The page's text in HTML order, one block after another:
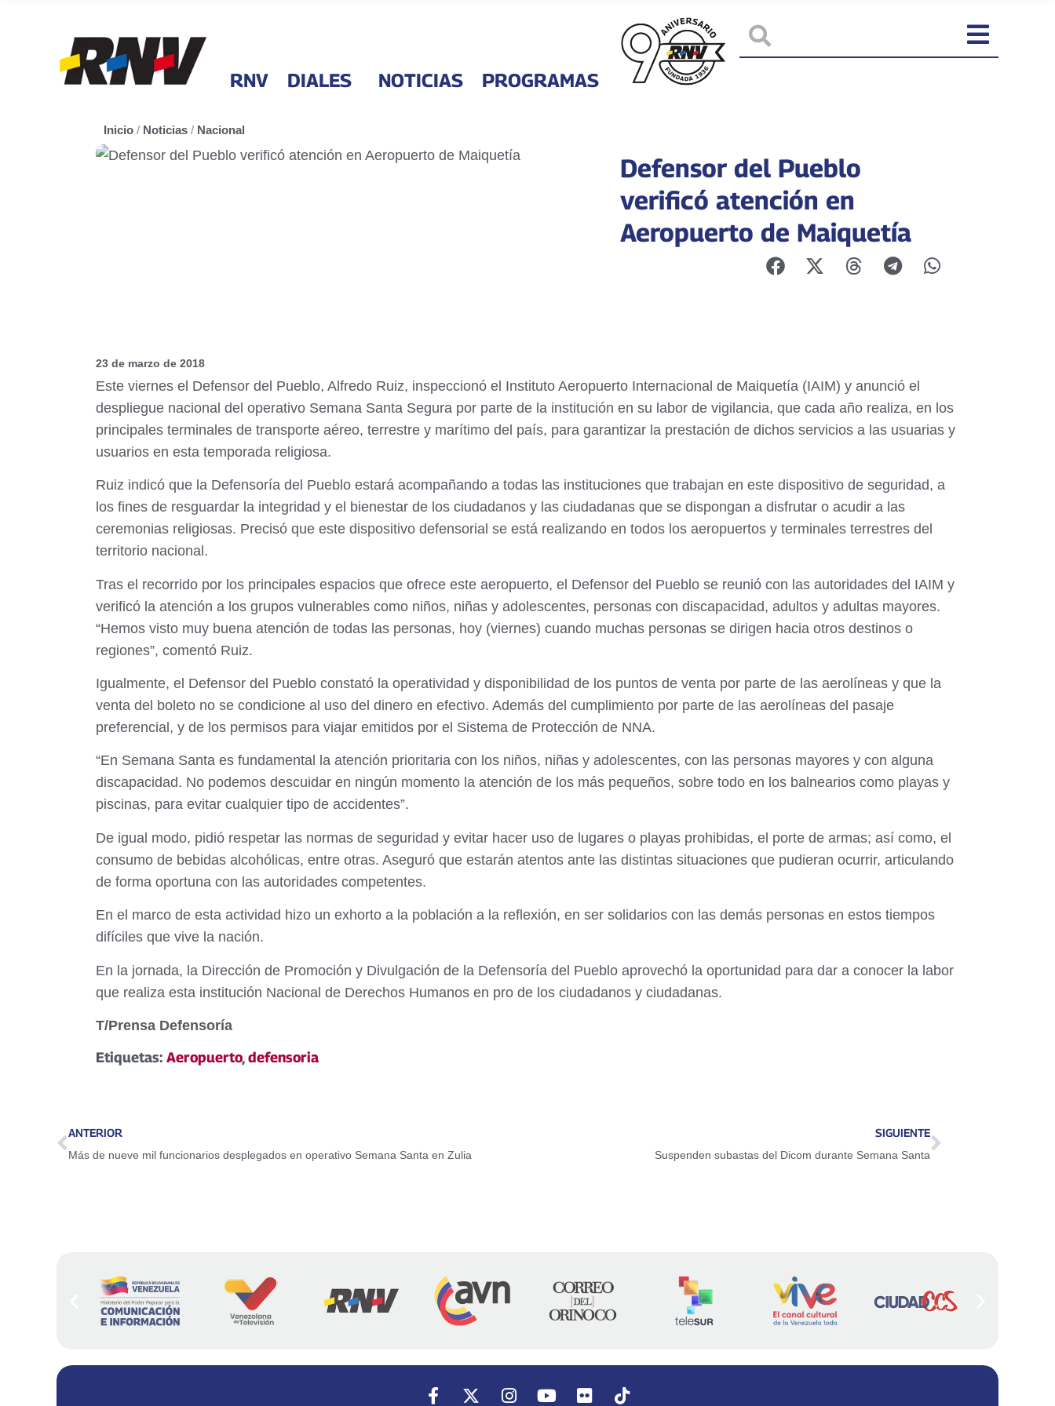
RNV DIALES NOTICIAS PROGRAMAS
Inicio / Noticias / Nacional
Defensor del Pueblo
verificó atención en
Aeropuerto de Maiquetía
23 de marzo de 2018
Este viernes el Defensor del Pueblo, Alfredo Ruiz, inspeccionó el Instituto Aeropuerto Internacional de Maiquetía (IAIM) y anunció el
despliegue nacional del operativo Semana Santa Segura por parte de la institución en su labor de vigilancia, que cada año realiza, en los
principales terminales de transporte aéreo, terrestre y marítimo del país, para garantizar la prestación de dichos servicios a las usuarias y
usuarios en esta temporada religiosa.
Ruiz indicó que la Defensoría del Pueblo estará acompañando a todas las instituciones que trabajan en este dispositivo de seguridad, a
los fines de resguardar la integridad y el bienestar de los ciudadanos y las ciudadanas que se dispongan a disfrutar o acudir a las
ceremonias religiosas. Precisó que este dispositivo defensorial se está realizando en todos los aeropuertos y terminales terrestres del
territorio nacional.
Tras el recorrido por los principales espacios que ofrece este aeropuerto, el Defensor del Pueblo se reunió con las autoridades del IAIM y
verificó la atención a los grupos vulnerables como niños, niñas y adolescentes, personas con discapacidad, adultos y adultas mayores.
“Hemos visto muy buena atención de todas las personas, hoy (viernes) cuando muchas personas se dirigen hacia otros destinos o
regiones”, comentó Ruiz.
Igualmente, el Defensor del Pueblo constató la operatividad y disponibilidad de los puntos de venta por parte de las aerolíneas y que la
venta del boleto no se condicione al uso del dinero en efectivo. Además del cumplimiento por parte de las aerolíneas del pasaje
preferencial, y de los permisos para viajar emitidos por el Sistema de Protección de NNA.
“En Semana Santa es fundamental la atención prioritaria con los niños, niñas y adolescentes, con las personas mayores y con alguna
discapacidad. No podemos descuidar en ningún momento la atención de los más pequeños, sobre todo en los balnearios como playas y
piscinas, para evitar cualquier tipo de accidentes”.
De igual modo, pidió respetar las normas de seguridad y evitar hacer uso de lugares o playas prohibidas, el porte de armas; así como, el
consumo de bebidas alcohólicas, entre otras. Aseguró que estarán atentos ante las distintas situaciones que pudieran ocurrir, articulando
de forma oportuna con las autoridades competentes.
En el marco de esta actividad hizo un exhorto a la población a la reflexión, en ser solidarios con las demás personas en estos tiempos
difíciles que vive la nación.
En la jornada, la Dirección de Promoción y Divulgación de la Defensoría del Pueblo aprovechó la oportunidad para dar a conocer la labor
que realiza esta institución Nacional de Derechos Humanos en pro de los ciudadanos y ciudadanas.
T/Prensa Defensoría
Etiquetas: Aeropuerto,defensoria
ANTERIOR
Más de nueve mil funcionarios desplegados en operativo Semana Santa en Zulia
SIGUIENTE
Suspenden subastas del Dicom durante Semana Santa